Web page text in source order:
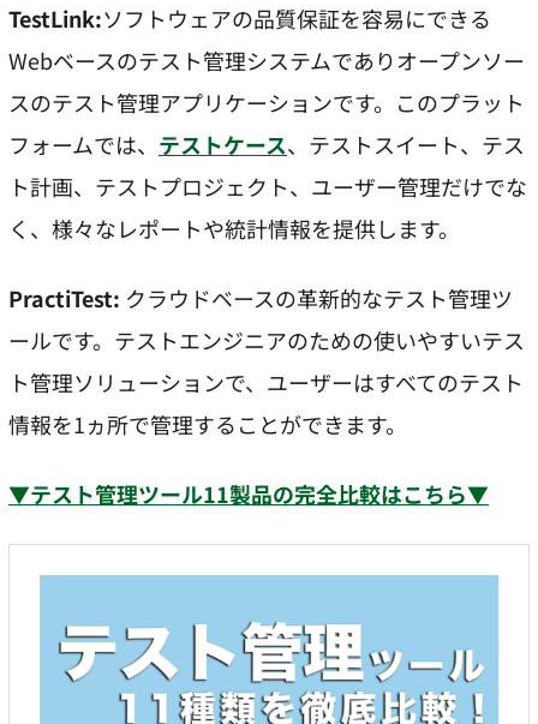
TestLink:ソフトウェアの品質保証を容易にできる
Webベースのテスト管理システムでありオープンソー
スのテスト管理アプリケーションです。このプラット
フォームでは、 テストケース、テストスイート、テス
ト計画、テストプロジェクト、ユーザー管理だけでな
く、様々なレポートや統計情報を提供します。
PractiTest: クラウドベースの革新的なテスト管理ツ
ールです。テストエンジニアのための使いやすいテス
ト管理ソリューションで、ユーザーはすべてのテスト
情報を1ヵ所で管理することができます。
▼テスト管理ツール11製品の完全比較はこちら▼